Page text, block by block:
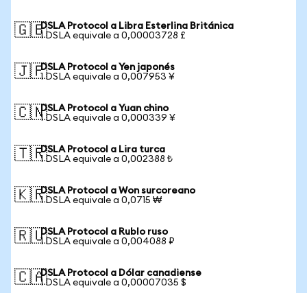
🇬🇧DSLA Protocol a Libra Esterlina Británica
1 DSLA equivale a 0,00003728 £
🇯🇵DSLA Protocol a Yen japonés
1 DSLA equivale a 0,007953 ¥
🇨🇳DSLA Protocol a Yuan chino
1 DSLA equivale a 0,000339 ¥
🇹🇷DSLA Protocol a Lira turca
1 DSLA equivale a 0,002388 ₺
🇰🇷DSLA Protocol a Won surcoreano
1 DSLA equivale a 0,0715 ₩
🇷🇺DSLA Protocol a Rublo ruso
1 DSLA equivale a 0,004088 ₽
🇨🇦DSLA Protocol a Dólar canadiense
1 DSLA equivale a 0,00007035 $